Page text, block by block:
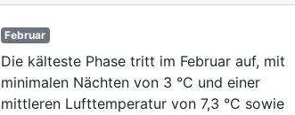
Februar
Die kälteste Phase tritt im Februar auf, mit
minimalen Nächten von 3 °C und einer
mittleren Lufttemperatur von 7,3 °C sowie